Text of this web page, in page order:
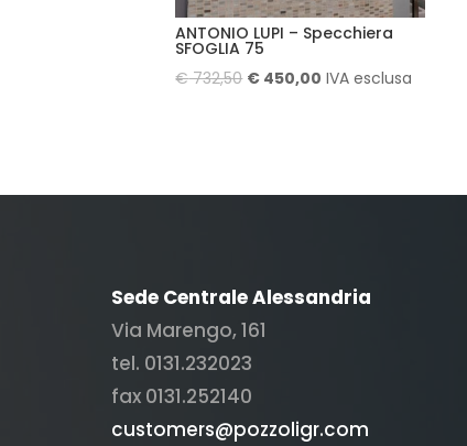
ANTONIO LUPI – Specchiera
SFOGLIA 75
€732,50 Il
€ 732,50.
€ 450,00 Il
€ 450,00.
IVA esclusa
Sede Centrale Alessandria
Via Marengo, 161
tel. 0131.232023
fax 0131.252140
customers@pozzoligr.com